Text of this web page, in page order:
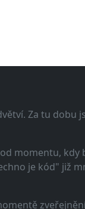
Za tu
momentu,
je kód" již